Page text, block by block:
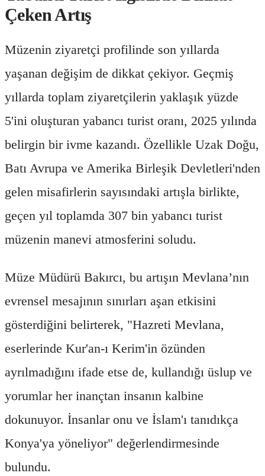
Çeken Artış
Müzenin ziyaretçi profilinde son yıllarda
yaşanan değişim de dikkat çekiyor. Geçmiş
yıllarda toplam ziyaretçilerin yaklaşık yüzde
5'ini oluşturan yabancı turist oranı, 2025 yılında
belirgin bir ivme kazandı. Özellikle Uzak Doğu,
Batı Avrupa ve Amerika Birleşik Devletleri'nden
gelen misafirlerin sayısındaki artışla birlikte,
geçen yıl toplamda 307 bin yabancı turist
müzenin manevi atmosferini soludu.
Müze Müdürü Bakırcı, bu artışın Mevlana’nın
evrensel mesajının sınırları aşan etkisini
gösterdiğini belirterek, "Hazreti Mevlana,
eserlerinde Kur'an-ı Kerim'in özünden
ayrılmadığını ifade etse de, kullandığı üslup ve
yorumlar her inançtan insanın kalbine
dokunuyor. İnsanlar onu ve İslam'ı tanıdıkça
Konya'ya yöneliyor" değerlendirmesinde
bulundu.